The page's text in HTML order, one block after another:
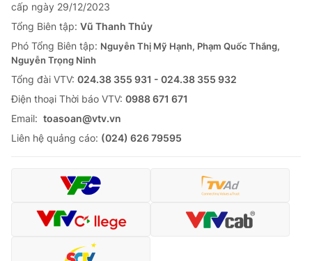
cấp ngày 29/12/2023
Tổng Biên tập: Vũ Thanh Thủy
Phó Tổng Biên tập: Nguyễn Thị Mỹ Hạnh, Phạm Quốc Thắng,
Nguyễn Trọng Ninh
Tổng đài VTV: 024.38 355 931 - 024.38 355 932
Ðiện thoại Thời báo VTV: 0988 671 671
Email: toasoan@vtv.vn
Liên hệ quảng cáo: (024) 626 79595